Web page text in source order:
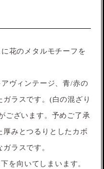
花のメタルモチーフを
ヴィンテージ、青/赤の
ラスです。(白の混ざり
ございます。予めご了承
厚みとつるりとしたカボ
ラスです。
を向いてしまいます。